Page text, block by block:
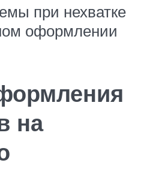
при нехватке
оформлении
на